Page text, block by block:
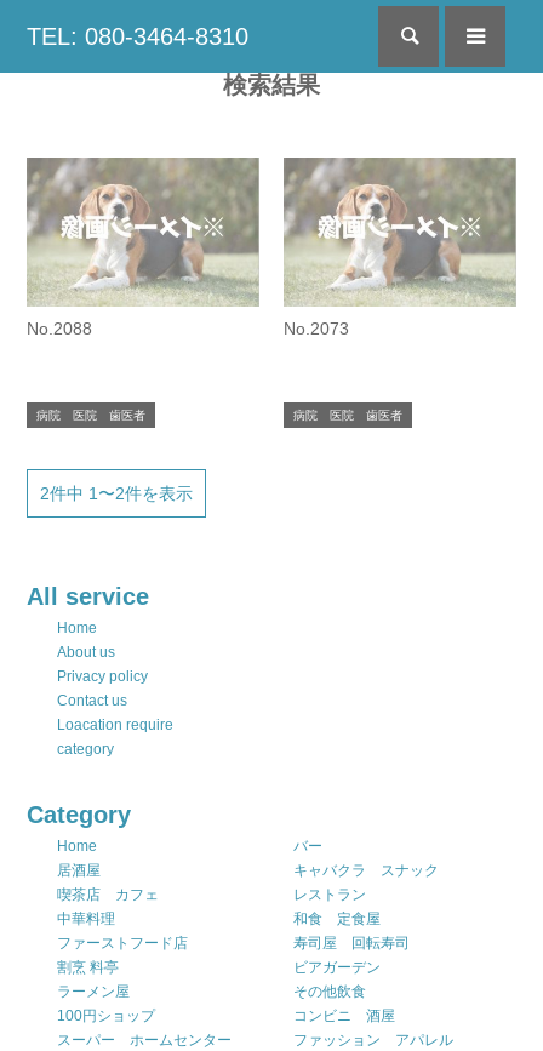
TEL: 080-3464-8310 検索
検索結果
No.2088
病院 医院 歯医者
No.2073
病院 医院 歯医者
2件中 1〜2件を表示
All service
Home
About us
Privacy policy
Contact us
Loacation require
category
Category
Home
バー
居酒屋
キャバクラ スナック
喫茶店 カフェ
レストラン
中華料理
和食 定食屋
ファーストフード店
寿司屋 回転寿司
割烹 料亭
ビアガーデン
ラーメン屋
その他飲食
100円ショップ
コンビニ 酒屋
スーパー ホームセンター
ファッション アパレル